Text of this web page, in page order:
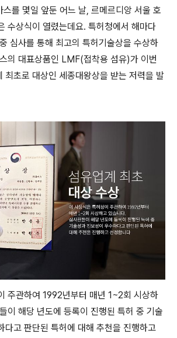
를 몇일 앞둔 어느 날, 르메르디앙 서울 호
수상식이 열렸는데요. 특허청에서 해마다
심사를 통해 최고의 특허기술상을 수상하
의 대표상품인 LMF(접착용 섬유)가 이번
최초로 대상인 세종대왕상을 받는 저력을 발
주관하여 1992년부터 매년 1~2회 시상하
이 해당 년도에 등록이 진행된 특허 중 기술
다고 판단된 특허에 대해 추천을 진행하고